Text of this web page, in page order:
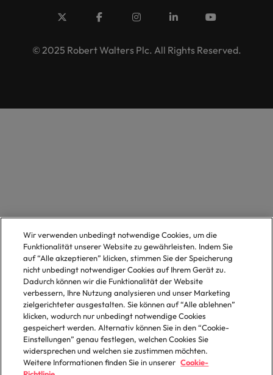
© 2025 Robert Walters Plc. All Rights Reserved.
Wir verwenden unbedingt notwendige Cookies, um die
Funktionalität unserer Website zu gewährleisten. Indem Sie
auf “Alle akzeptieren” klicken, stimmen Sie der Speicherung
nicht unbedingt notwendiger Cookies auf Ihrem Gerät zu.
Dadurch können wir die Funktionalität der Website
verbessern, Ihre Nutzung analysieren und unser Marketing
zielgerichteter ausgestalten. Sie können auf “Alle ablehnen”
klicken, wodurch nur unbedingt notwendige Cookies
gespeichert werden. Alternativ können Sie in den “Cookie-
Einstellungen” genau festlegen, welchen Cookies Sie
widersprechen und welchen sie zustimmen möchten.
Weitere Informationen finden Sie in unserer Cookie-